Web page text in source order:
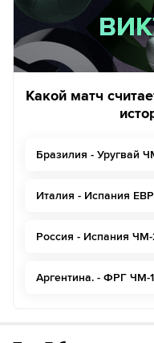
Какой матч
Бразилия - Уругвай
Италия - Испания
Россия - Испания ЧМ-
Аргентина. - ФРГ ЧМ-